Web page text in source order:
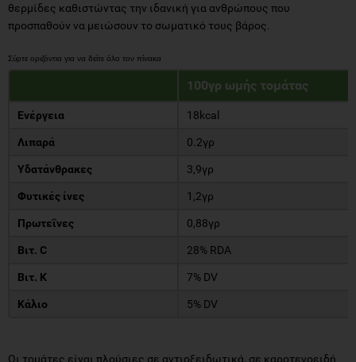
θερμίδες καθιστώντας την ιδανική για ανθρώπους που
προσπαθούν να μειώσουν το σωματικό τους βάρος.
100γρ ωμής τομάτας
Ενέργεια 18kcal
Λιπαρά 0.2γρ
Υδατάνθρακες 3,9γρ
Φυτικές ίνες 1,2γρ
Πρωτεΐνες 0,88γρ
Βιτ. C 28% RDA
Βιτ. Κ 7% DV
Κάλιο 5% DV
Οι τομάτες είναι πλούσιες σε αντιοξειδωτικά, σε καροτενοειδή